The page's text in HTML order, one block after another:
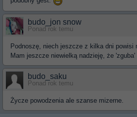
budo_jon snow
Ponad rok temu
Podnoszę, niech jeszcze z kilka dni powisi
Mam jeszcze niewielką nadzieję, że 'zguba'
budo_saku
Ponad rok temu
Życze powodzenia ale szanse mizerne.